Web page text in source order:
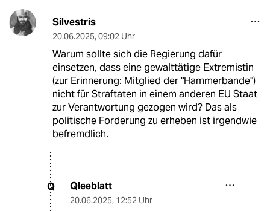
Silvestris
20.06.2025, 09:02 Uhr
Warum sollte sich die Regierung dafür
einsetzen, dass eine gewalttätige Extremistin
(zur Erinnerung: Mitglied der "Hammerbande")
nicht für Straftaten in einem anderen EU Staat
zur Verantwortung gezogen wird? Das als
politische Forderung zu erheben ist irgendwie
befremdlich.
Q Qleeblatt
20.06.2025, 12:52 Uhr